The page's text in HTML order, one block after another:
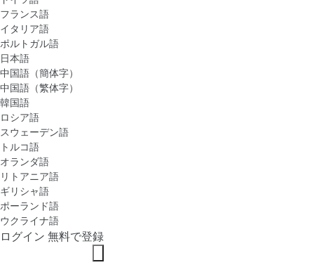
フランス語
イタリア語
ポルトガル語
日本語
中国語（簡体字）
中国語（繁体字）
韓国語
ロシア語
スウェーデン語
トルコ語
オランダ語
リトアニア語
ギリシャ語
ポーランド語
ウクライナ語
ログイン 無料で登録